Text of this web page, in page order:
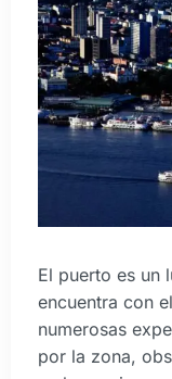
El puerto es un
encuentra con
numerosas
por la zona,